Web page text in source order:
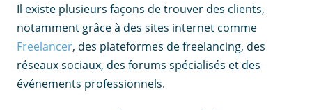
Il existe plusieurs façons de trouver des clients,
notamment grâce à des sites internet comme
Freelancer, des plateformes de freelancing, des
réseaux sociaux, des forums spécialisés et des
événements professionnels.